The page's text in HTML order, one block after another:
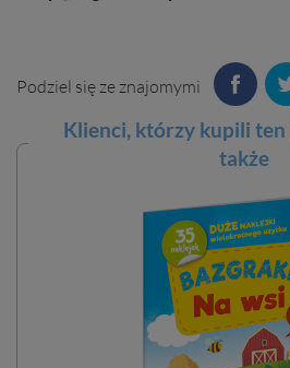
Podziel się ze znajomymi
Klienci, którzy kupili ten
także